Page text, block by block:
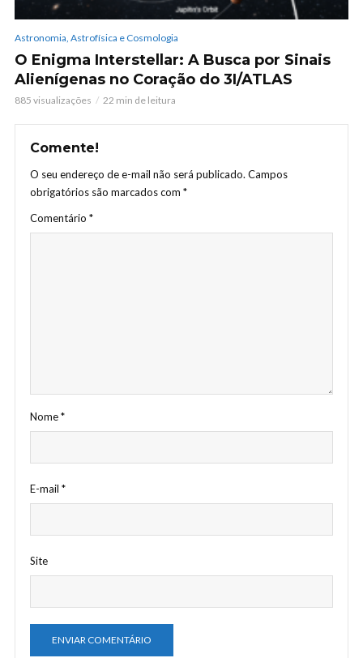
Astronomia, Astrofísica e Cosmologia
O Enigma Interstellar: A Busca por Sinais
Alienígenas no Coração do 3I/ATLAS
885 visualizações 22 min de leitura
Comente!
O seu endereço de e-mail não será publicado. Campos
obrigatórios são marcados com *
Comentário *
Nome*
E-mail *
Site